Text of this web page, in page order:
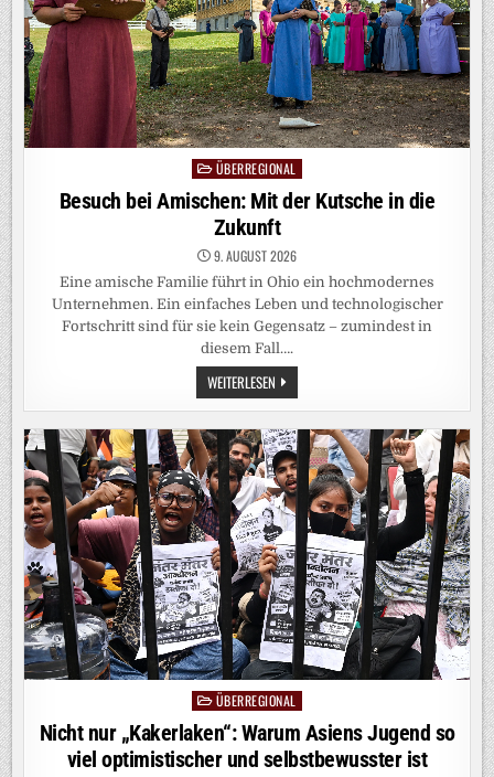
PostedÜBERREGIONAL
Besuch bei Amischen: Mit der Kutsche in die
Zukunft
9. AUGUST 2026
Eine amische Familie führt in Ohio ein hochmodernes
Unternehmen. Ein einfaches Leben und technologischer
Fortschritt sind für sie kein Gegensatz – zumindest in
diesem Fall….
WEITERLESEN BESUCH
BEI
AMISCHEN:
MIT
DER
KUTSCHE
IN
DIE
ZUKUNFT
Posted
in
ÜBERREGIONAL
Nicht nur „Kakerlaken“: Warum Asiens Jugend so
viel optimistischer und selbstbewusster ist